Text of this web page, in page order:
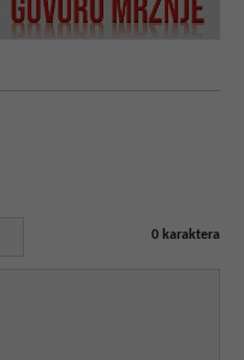
0 karaktera